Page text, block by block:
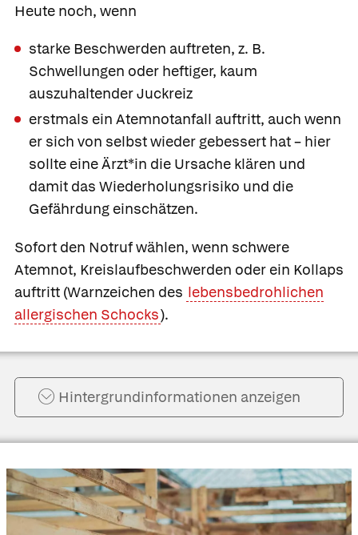
Heute noch, wenn
starke Beschwerden auftreten, z. B.
Schwellungen oder heftiger, kaum
auszuhaltender Juckreiz
erstmals ein Atemnotanfall auftritt, auch wenn
er sich von selbst wieder gebessert hat – hier
sollte eine Ärzt*in die Ursache klären und
damit das Wiederholungsrisiko und die
Gefährdung einschätzen.
Sofort den Notruf wählen, wenn schwere
Atemnot, Kreislaufbeschwerden oder ein Kollaps
auftritt (Warnzeichen des lebensbedrohlichen
allergischen Schocks).
Hintergrund­informationen anzeigen